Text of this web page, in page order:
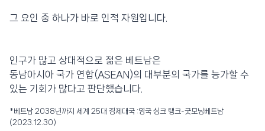
그 요인 중 하나가 바로 인적 자원입니다.
인구가 많고 상대적으로 젊은 베트남은
동남아시아 국가 연합(ASEAN)의 대부분의 국가를 능가할 수
있는 기회가 많다고 판단했습니다.
*베트남 2038년까지 세계 25대 경제대국 :영국 싱크 탱크-굿모닝베트남
(2023.12.30)